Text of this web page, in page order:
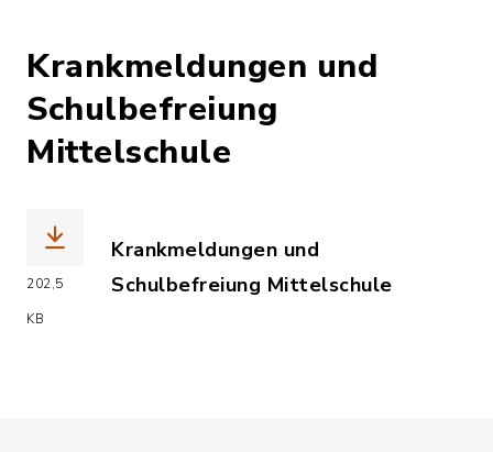
Krankmeldungen und
Schulbefreiung
Mittelschule
202,5
KB
Krankmeldungen und
Schulbefreiung Mittelschule